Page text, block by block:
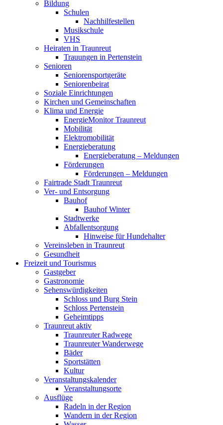
Bildung
Schulen
Nachhilfestellen
Musikschule
VHS
Heiraten in Traunreut
Trauungen in Pertenstein
Senioren
Seniorensportgeräte
Seniorenbeirat
Soziale Einrichtungen
Kirchen und Gemeinschaften
Klima und Energie
EnergieMonitor Traunreut
Mobilität
Elektromobilität
Energieberatung
Energieberatung – Meldungen
Förderungen
Förderungen – Meldungen
Fairtrade Stadt Traunreut
Ver- und Entsorgung
Bauhof
Bauhof Winter
Stadtwerke
Abfallentsorgung
Hinweise für Hundehalter
Vereinsleben in Traunreut
Gesundheit
Freizeit und Tourismus
Gastgeber
Gastronomie
Sehenswürdigkeiten
Schloss und Burg Stein
Schloss Pertenstein
Geheimtipps
Traunreut aktiv
Traunreuter Radwege
Traunreuter Wanderwege
Bäder
Sportstätten
Kultur
Veranstaltungskalender
Veranstaltungsorte
Ausflüge
Radeln in der Region
Wandern in der Region